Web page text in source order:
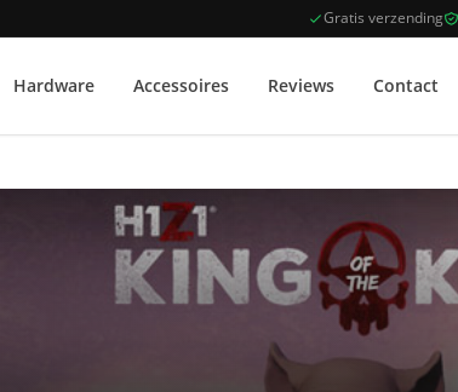
Gratis verzending
Hardware Accessoires Reviews Contact